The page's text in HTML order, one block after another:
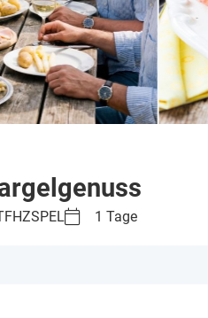
1 Tage